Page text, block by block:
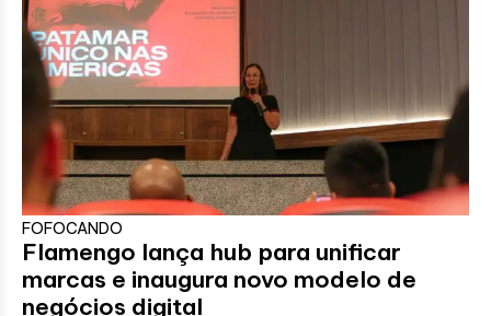
FOFOCANDO
Flamengo lança hub para unificar
marcas e inaugura novo modelo de
negócios digital